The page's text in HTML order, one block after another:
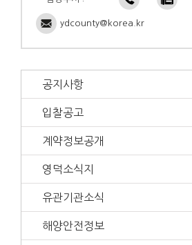
ydcounty@korea.kr
공지사항
입찰공고
계약정보공개
영덕소식지
유관기관소식
해양안전정보